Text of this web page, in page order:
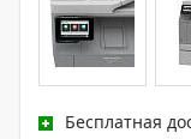
Бесплатная